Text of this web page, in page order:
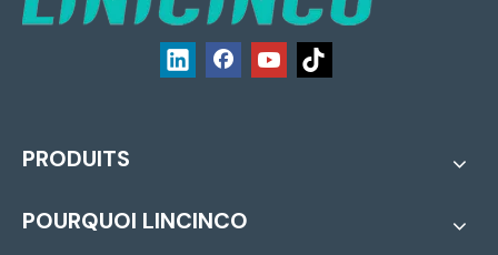
PRODUITS
POURQUOI LINCINCO